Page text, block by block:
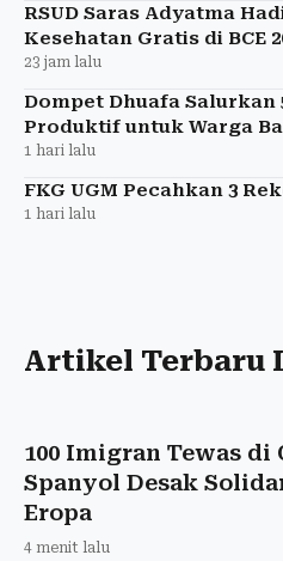
RSUD Saras Adyatma
Kesehatan Gratis di BCE
23 jam lalu
Dompet Dhuafa Salurkan
Produktif untuk Warga
1 hari lalu
FKG UGM Pecahkan 3
1 hari lalu
Artikel Terbaru
100 Imigran Tewas di
Spanyol Desak
Eropa
4 menit lalu